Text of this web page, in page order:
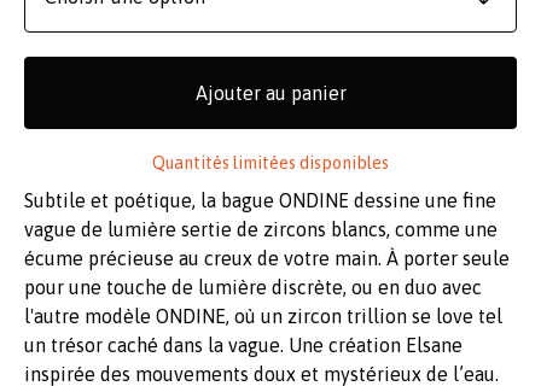
Ajouter au panier
Quantités limitées disponibles
Subtile et poétique, la bague ONDINE dessine une fine
vague de lumière sertie de zircons blancs, comme une
écume précieuse au creux de votre main. À porter seule
pour une touche de lumière discrète, ou en duo avec
l'autre modèle ONDINE, où un zircon trillion se love tel
un trésor caché dans la vague. Une création Elsane
inspirée des mouvements doux et mystérieux de l’eau.